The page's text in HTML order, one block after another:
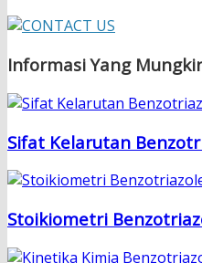
Informasi Yang
Sifat Kelarutan
Stoikiometri